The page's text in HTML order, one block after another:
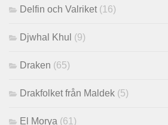
Delfin och Valriket(16)
Djwhal Khul (9)
Draken (65)
Drakfolket från Maldek (5)
El Morya (61)